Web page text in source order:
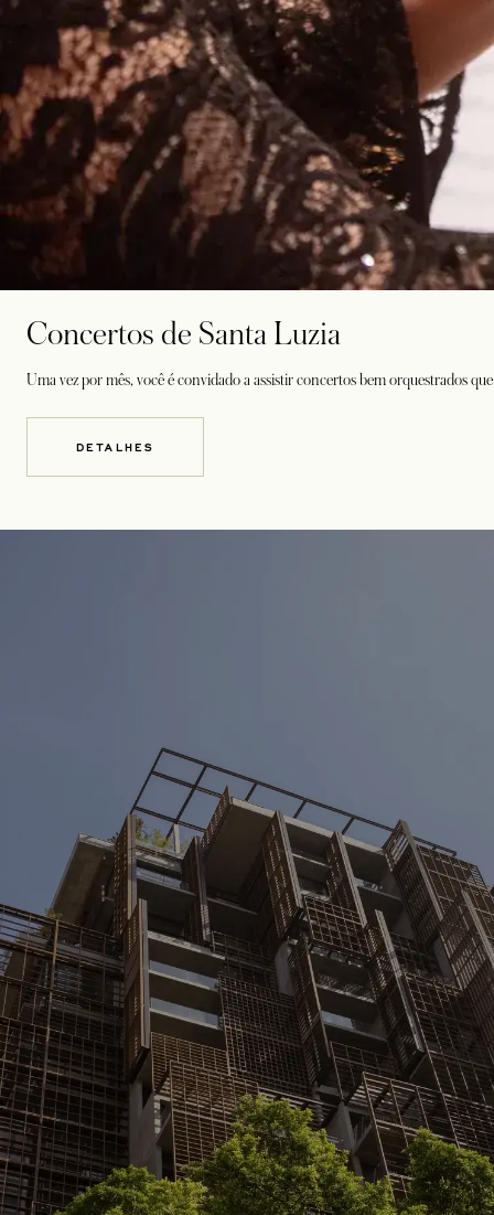
Concertos de Santa Luzia
Uma vez por mês, você é convidado a assistir concertos bem orquestrados
DETALHES